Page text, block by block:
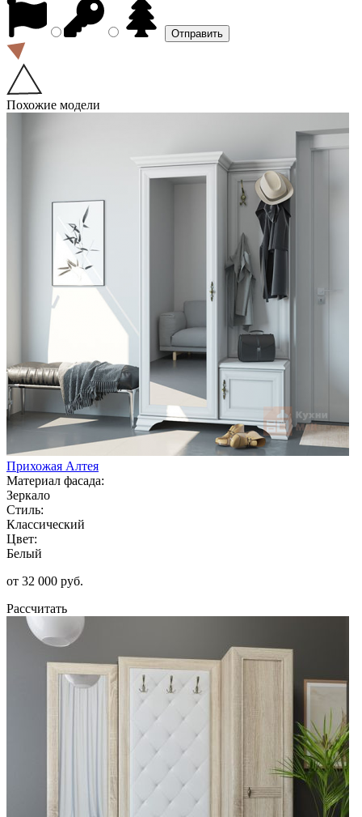
Похожие модели
Прихожая Алтея
Материал фасада:
Зеркало
Стиль:
Классический
Цвет:
Белый
от 32 000 руб.
Рассчитать